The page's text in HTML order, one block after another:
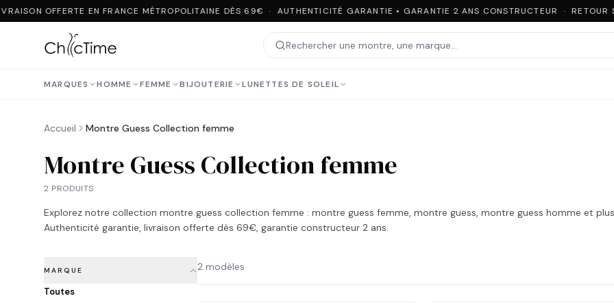
OFFERTE EN FRANCE MÉTROPOLITAINE DÈS 69€ · AUTHENTICITÉ GARANTIE • GARANTIE 2 ANS CONSTRUCTEUR · RETOUR
MARQUES HOMME FEMME BIJOUTERIE LUNETTES DE SOLEIL
Accueil Montre Guess Collection femme
Montre Guess Collection femme
2 PRODUITS
Explorez notre collection montre guess collection femme : montre guess femme, montre guess, montre guess homme et
Authenticité garantie, livraison offerte dès 69€, garantie constructeur 2 ans.
MARQUE
Toutes
2 modèles